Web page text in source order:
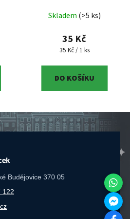
Vánoční ozdoba Šťastný
křížek – Moderní 3D
3D tisk
Skladem (>5 ks)
35 Kč
Měrná cena:
35 Kč / 1 ks
DO KOŠÍKU
Budějovice 370 05
122